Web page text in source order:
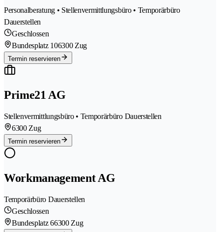
Personalberatung • Stellenvermittlungsbüro • Temporärbüro
Dauerstellen
Geschlossen
Bundesplatz 106300 Zug
Termin reservieren
Prime21 AG
Stellenvermittlungsbüro • Temporärbüro Dauerstellen
6300 Zug
Termin reservieren
Workmanagement AG
Temporärbüro Dauerstellen
Geschlossen
Bundesplatz 66300 Zug